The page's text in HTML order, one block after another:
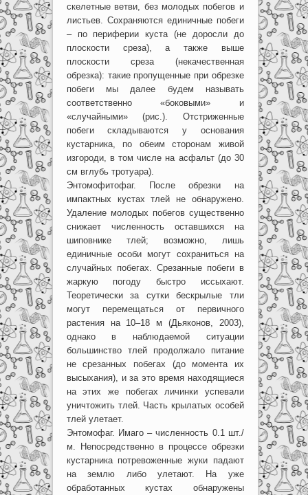
скелетные ветви, без молодых побегов и
листьев. Сохраняются единичные побеги
– по периферии куста (не доросли до
плоскости среза), а также выше
плоскости среза (некачественная
обрезка): такие пропущенные при обрезке
побеги мы далее будем называть
соответственно «боковыми» и
«случайными» (рис.). Отстриженные
побеги складываются у основания
кустарника, по обеим сторонам живой
изгороди, в том числе на асфальт (до 30
см вглубь тротуара).
Энтомофитофаг. После обрезки на
импактных кустах тлей не обнаружено.
Удаление молодых побегов существенно
снижает численность оставшихся на
шиповнике тлей; возможно, лишь
единичные особи могут сохраниться на
случайных побегах. Срезанные побеги в
жаркую погоду быстро иссыхают.
Теоретически за сутки бескрылые тли
могут перемещаться от первичного
растения на 10–18 м (Дьяконов, 2003),
однако в наблюдаемой ситуации
большинство тлей продолжало питание
не срезанных побегах (до момента их
высыхания), и за это время находящиеся
на этих же побегах личинки успевали
уничтожить тлей. Часть крылатых особей
тлей улетает.
Энтомофаг. Имаго – численность 0.1 шт./
м. Непосредственно в процессе обрезки
кустарника потревоженные жуки падают
на землю либо улетают. На уже
обработанных кустах обнаружены